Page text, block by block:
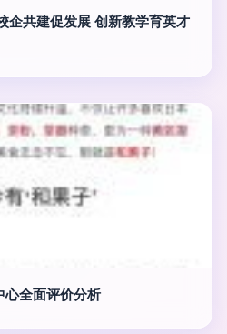
企共建促发展 创新教学育英才
心全面评价分析